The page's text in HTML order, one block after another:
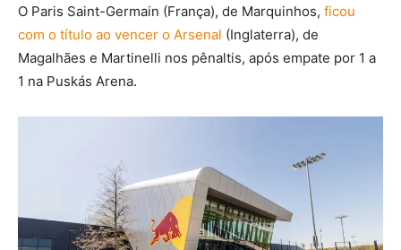
O Paris Saint-Germain (França), de Marquinhos, ficou
com o título ao vencer o Arsenal (Inglaterra), de
Magalhães e Martinelli nos pênaltis, após empate por 1 a
1 na Puskás Arena.